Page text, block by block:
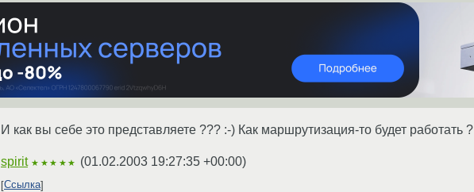
И как вы себе это представляете ??? :-) Как маршрутизация-то будет работать ?
spirit ★★★★★ (01.02.2003 19:27:35 +00:00)
Ссылка